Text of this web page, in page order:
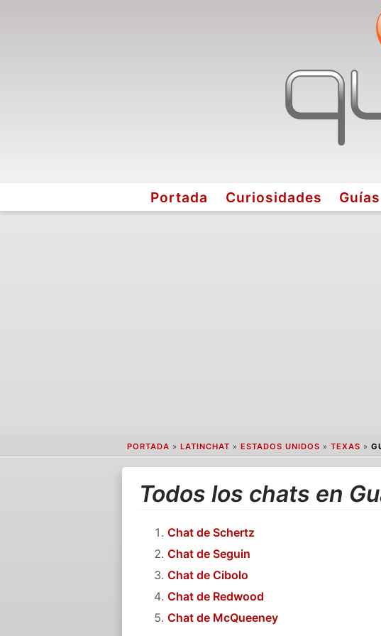
Portada Curiosidades
PORTADA » LATINCHAT » ESTADOS UNIDOS » TEXAS »
Todos los chats en
Chat de Schertz
Chat de Seguin
Chat de Cibolo
Chat de Redwood
Chat de McQueeney